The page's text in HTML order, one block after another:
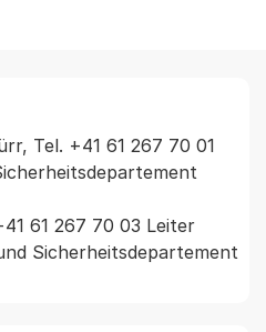
Tel. +41 61 267 70 01
61 267 70 03 Leiter
Sicherheitsdepartement